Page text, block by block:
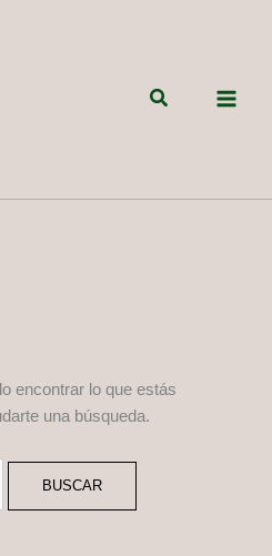
Buscar
encontrar lo que estás
una búsqueda.